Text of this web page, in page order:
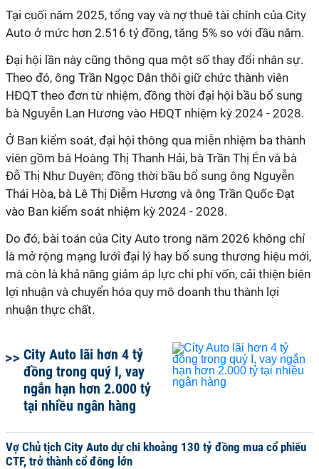
Tại cuối năm 2025, tổng vay và nợ thuê tài chính của City
Auto ở mức hơn 2.516 tỷ đồng, tăng 5% so với đầu năm.
Đại hội lần này cũng thông qua một số thay đổi nhân sự.
Theo đó, ông Trần Ngọc Dân thôi giữ chức thành viên
HĐQT theo đơn từ nhiệm, đồng thời đại hội bầu bổ sung
bà Nguyễn Lan Hương vào HĐQT nhiệm kỳ 2024 - 2028.
Ở Ban kiểm soát, đại hội thông qua miễn nhiệm ba thành
viên gồm bà Hoàng Thị Thanh Hải, bà Trần Thị Én và bà
Đỗ Thị Như Duyên; đồng thời bầu bổ sung ông Nguyễn
Thái Hòa, bà Lê Thị Diễm Hương và ông Trần Quốc Đạt
vào Ban kiểm soát nhiệm kỳ 2024 - 2028.
Do đó, bài toán của City Auto trong năm 2026 không chỉ
là mở rộng mạng lưới đại lý hay bổ sung thương hiệu mới,
mà còn là khả năng giảm áp lực chi phí vốn, cải thiện biên
lợi nhuận và chuyển hóa quy mô doanh thu thành lợi
nhuận thực chất.
City Auto lãi hơn 4 tỷ
đồng trong quý I, vay
ngắn hạn hơn 2.000 tỷ
tại nhiều ngân hàng
Vợ Chủ tịch City Auto dự chi khoảng 130 tỷ đồng mua cổ phiếu
CTF, trở thành cổ đông lớn